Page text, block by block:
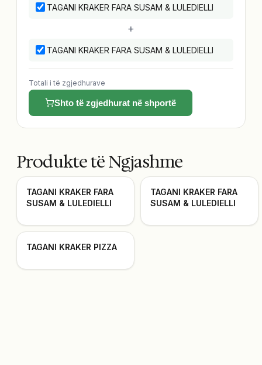
TAGANI KRAKER FARA SUSAM & LULEDIELLI
+
TAGANI KRAKER FARA SUSAM & LULEDIELLI
Totali i të zgjedhurave
Shto të zgjedhurat në shportë
Produkte të Ngjashme
TAGANI KRAKER FARA
SUSAM & LULEDIELLI
TAGANI KRAKER FARA
SUSAM & LULEDIELLI
TAGANI KRAKER PIZZA